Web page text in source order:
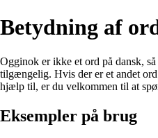
Betydning af
Ogginok er ikke et ord på dansk,
tilgængelig. Hvis der er et andet
hjælp til, er du velkommen til at
Eksempler på brug